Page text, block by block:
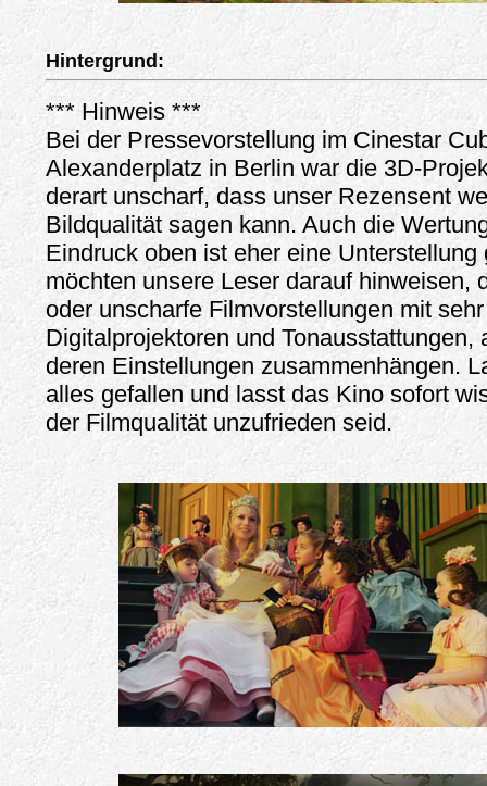
Hintergrund:
*** Hinweis ***
Bei der Pressevorstellung im Cinestar
Alexanderplatz in Berlin war die 3D-
derart unscharf, dass unser Rezensent
Bildqualität sagen kann. Auch die
Eindruck oben ist eher eine Unterstellung
möchten unsere Leser darauf hinweisen,
oder unscharfe Filmvorstellungen mit
Digitalprojektoren und Tonausstattungen,
deren Einstellungen zusammenhängen.
alles gefallen und lasst das Kino sofort
der Filmqualität unzufrieden seid.